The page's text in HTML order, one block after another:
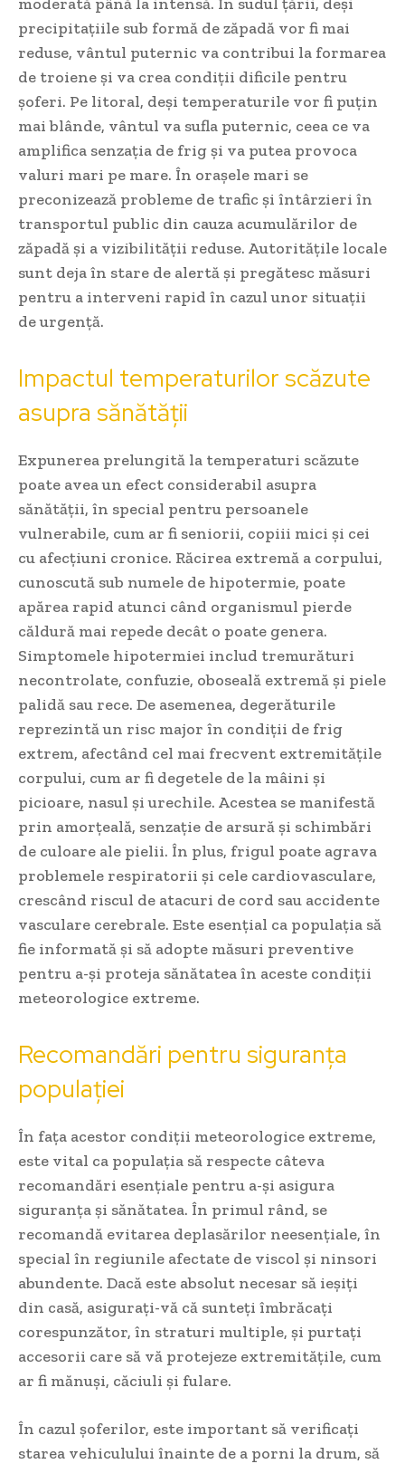
precipitațiile sub formă de zăpadă vor fi mai
reduse, vântul puternic va contribui la formarea
de troiene și va crea condiții dificile pentru
șoferi. Pe litoral, deși temperaturile vor fi puțin
mai blânde, vântul va sufla puternic, ceea ce va
amplifica senzația de frig și va putea provoca
valuri mari pe mare. În orașele mari se
preconizează probleme de trafic și întârzieri în
transportul public din cauza acumulărilor de
zăpadă și a vizibilității reduse. Autoritățile locale
sunt deja în stare de alertă și pregătesc măsuri
pentru a interveni rapid în cazul unor situații
de urgență.
Impactul temperaturilor scăzute
asupra sănătății
Expunerea prelungită la temperaturi scăzute
poate avea un efect considerabil asupra
sănătății, în special pentru persoanele
vulnerabile, cum ar fi seniorii, copiii mici și cei
cu afecțiuni cronice. Răcirea extremă a corpului,
cunoscută sub numele de hipotermie, poate
apărea rapid atunci când organismul pierde
căldură mai repede decât o poate genera.
Simptomele hipotermiei includ tremurături
necontrolate, confuzie, oboseală extremă și piele
palidă sau rece. De asemenea, degerăturile
reprezintă un risc major în condiții de frig
extrem, afectând cel mai frecvent extremitățile
corpului, cum ar fi degetele de la mâini și
picioare, nasul și urechile. Acestea se manifestă
prin amorțeală, senzație de arsură și schimbări
de culoare ale pielii. În plus, frigul poate agrava
problemele respiratorii și cele cardiovasculare,
crescând riscul de atacuri de cord sau accidente
vasculare cerebrale. Este esențial ca populația să
fie informată și să adopte măsuri preventive
pentru a-și proteja sănătatea în aceste condiții
meteorologice extreme.
Recomandări pentru siguranța
populației
În fața acestor condiții meteorologice extreme,
este vital ca populația să respecte câteva
recomandări esențiale pentru a-și asigura
siguranța și sănătatea. În primul rând, se
recomandă evitarea deplasărilor neesențiale, în
special în regiunile afectate de viscol și ninsori
abundente. Dacă este absolut necesar să ieșiți
din casă, asigurați-vă că sunteți îmbrăcați
corespunzător, în straturi multiple, și purtați
accesorii care să vă protejeze extremitățile, cum
ar fi mănuși, căciuli și fulare.
În cazul șoferilor, este important să verificați
starea vehiculului înainte de a porni la drum, să